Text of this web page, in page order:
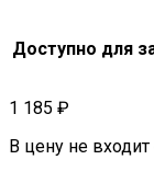
Доступно для
1 185 ₽
В цену не